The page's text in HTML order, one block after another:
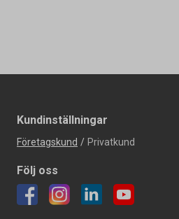
Kundinställningar
Företagskund / Privatkund
Följ oss